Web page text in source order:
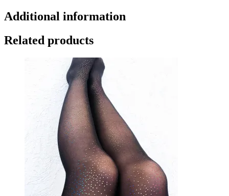
Additional information
Related products